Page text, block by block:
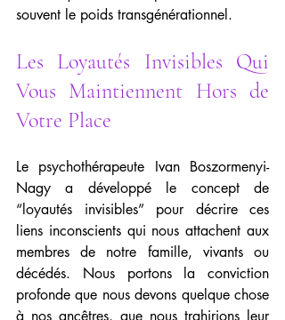
souvent le poids transgénérationnel.
Les Loyautés Invisibles Qui
Vous Maintiennent Hors de
Votre Place
Le psychothérapeute Ivan Boszormenyi-
Nagy a développé le concept de
“loyautés invisibles” pour décrire ces
liens inconscients qui nous attachent aux
membres de notre famille, vivants ou
décédés. Nous portons la conviction
profonde que nous devons quelque chose
à nos ancêtres, que nous trahirions leur